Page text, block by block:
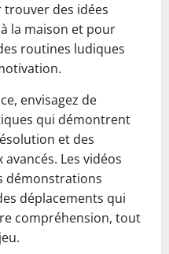
trouver des idées
la maison et pour
routines ludiques
envisagez de
qui démontrent
et des
Les vidéos
démonstrations
déplacements qui
compréhension, tout